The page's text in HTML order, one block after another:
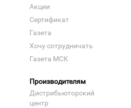
Акции
Сертификат
Газета
Хочу сотрудничать
Газета МСК
Производителям
Дистрибьюторский
центр